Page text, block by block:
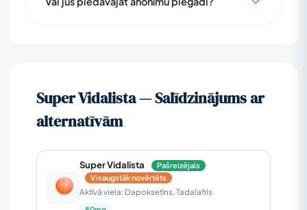
Super Vidalista — Salīdzinājums ar
alternatīvām
Super Vidalista
Pašreizējais
Visaugstāk novērtēts
Aktīvā viela: Dapoksetīns, Tadalafils